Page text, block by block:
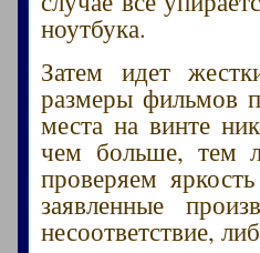
ноутбука.
Затем идет
размеры фильмов
места на винте
чем больше, тем
проверяем
заявленные
несоответствие,